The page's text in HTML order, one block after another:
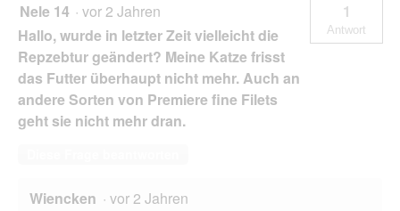
Nele 14 · vor 2 Jahren
Hallo, wurde in letzter Zeit vielleicht die
Repzebtur geändert? Meine Katze frisst
das Futter überhaupt nicht mehr. Auch an
andere Sorten von Premiere fine Filets
geht sie nicht mehr dran.
1
Antwort
Wiencken · vor 2 Jahren